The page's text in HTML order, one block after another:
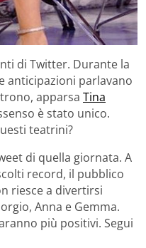
di Twitter. Durante la
anticipazioni parlavano
apparsa Tina
è stato unico.
teatrini?
di quella giornata. A
record, il pubblico
riesce a divertirsi
Anna e Gemma.
più positivi. Segui